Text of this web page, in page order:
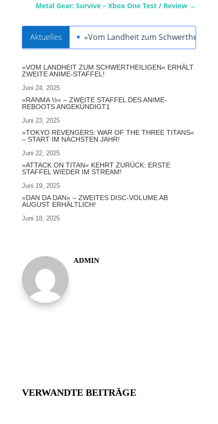
Metal Gear: Survive – Xbox One Test / Review →
Aktuelles »Vom Landheit zum
»VOM LANDHEIT ZUM SCHWERTHEILIGEN« ERHÄLT
ZWEITE ANIME-STAFFEL!
Juni 24, 2025
»RANMA ½« – ZWEITE STAFFEL DES ANIME-
REBOOTS ANGEKÜNDIGT1
Juni 23, 2025
»TOKYO REVENGERS: WAR OF THE THREE TITANS«
– START IM NÄCHSTEN JAHR!
Juni 22, 2025
»ATTACK ON TITAN« KEHRT ZURÜCK: ERSTE
STAFFEL WIEDER IM STREAM!
Juni 19, 2025
»DAN DA DAN« – ZWEITES DISC-VOLUME AB
AUGUST ERHÄLTLICH!
Juni 18, 2025
ADMIN
VERWANDTE BEITRÄGE